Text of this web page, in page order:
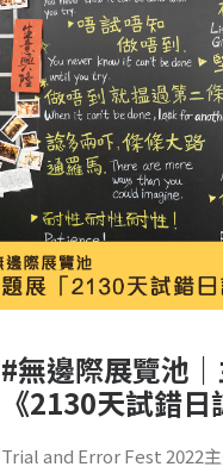
#無邊際展覽池
《2130天試錯日
Trial and Error Fest 2022